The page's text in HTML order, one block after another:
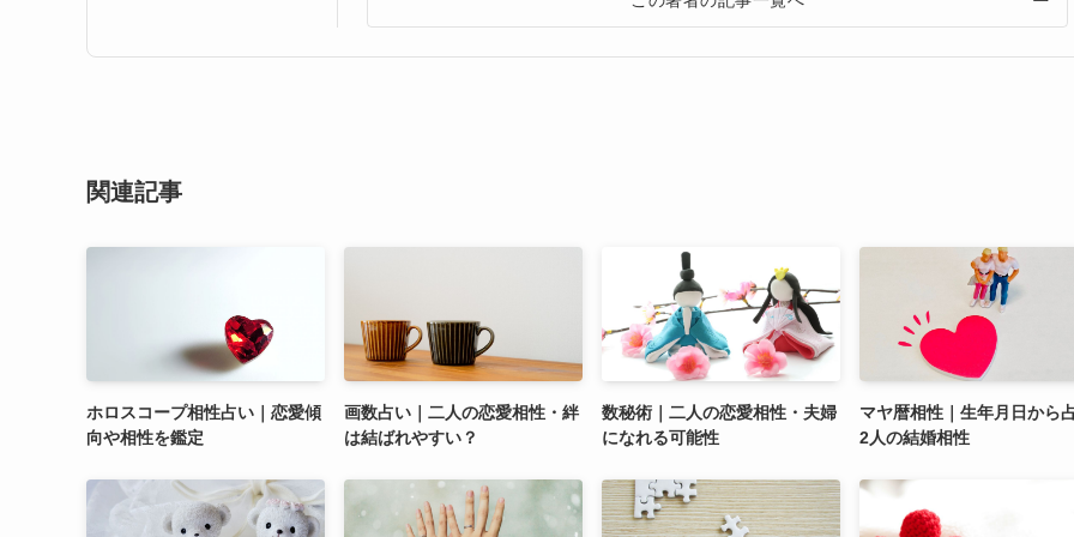
関連記事
ホロスコープ相性占い｜恋愛傾
向や相性を鑑定
画数占い｜二人の恋愛相性・絆
は結ばれやすい？
数秘術｜二人の恋愛相性・夫婦
になれる可能性
マヤ暦相性｜生年月日から
2人の結婚相性